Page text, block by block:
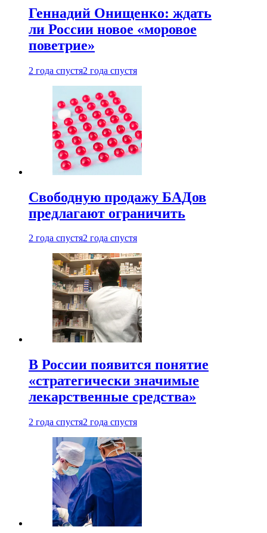
Геннадий Онищенко: ждать
ли России новое «моровое
поветрие»
2 года спустя2 года спустя
Свободную продажу БАДов
предлагают ограничить
2 года спустя2 года спустя
В России появится понятие
«стратегически значимые
лекарственные средства»
2 года спустя2 года спустя